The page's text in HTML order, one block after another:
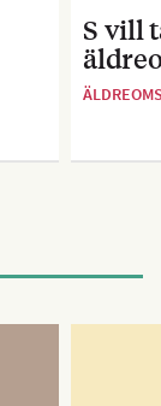
S vill